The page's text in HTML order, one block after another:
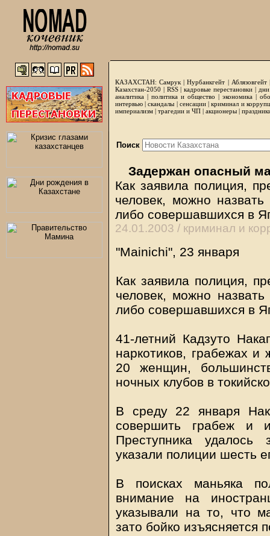
КАЗАХСТАН: Самрук |Нурбанкгейт | Аблязовгейт
Казахстан-2050 | RSS|кадровые перестановки|
аналитика | политика и общество | экономика |
интервью |скандалы | сенсации|криминал и
империализм | трагедии и ЧП | акционеры |
Поиск
Задержан опасный
Как заявила полиция,
человек, можно
либо совершавшихся в
24.01.2003 / криминал и
"Mainichi", 23 января
Как заявила полиция,
человек, можно
либо совершавшихся в
41-летний Кадзуто
наркотиков, грабежах и
20 женщин,
ночных клубов в
В среду 22 января
совершить грабеж и
Преступника удалось
указали полиции шесть
В поисках маньяка
внимание на
указывали на то, что
зато бойко изъясняется